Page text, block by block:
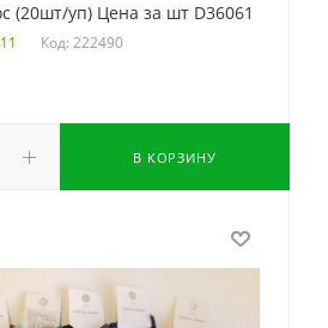
(20шт/уп) Цена за шт D36061
Код: 222490
В КОРЗИНУ